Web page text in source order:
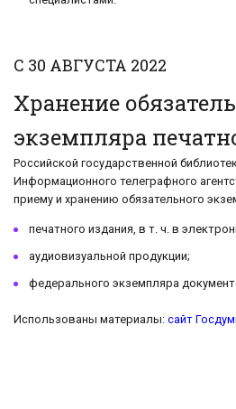
С 30 АВГУСТА 2022
Хранение
экземпляра
Российской государственной
Информационного телеграфного
приему и хранению обязательного
печатного издания, в т. ч. в
аудиовизуальной продукции;
федерального экземпляра
Использованы материалы: сайт